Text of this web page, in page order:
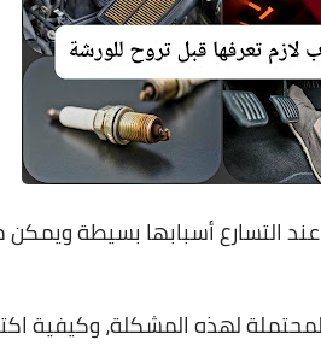
التسارع أسبابها بسيطة
لهذه المشكلة، وكيفية